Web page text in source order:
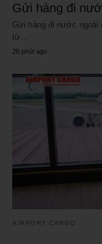
Gửi hàng đi
Gửi hàng đi nước ngoài
từ…
26 phút ago
AIRPORT CARGO